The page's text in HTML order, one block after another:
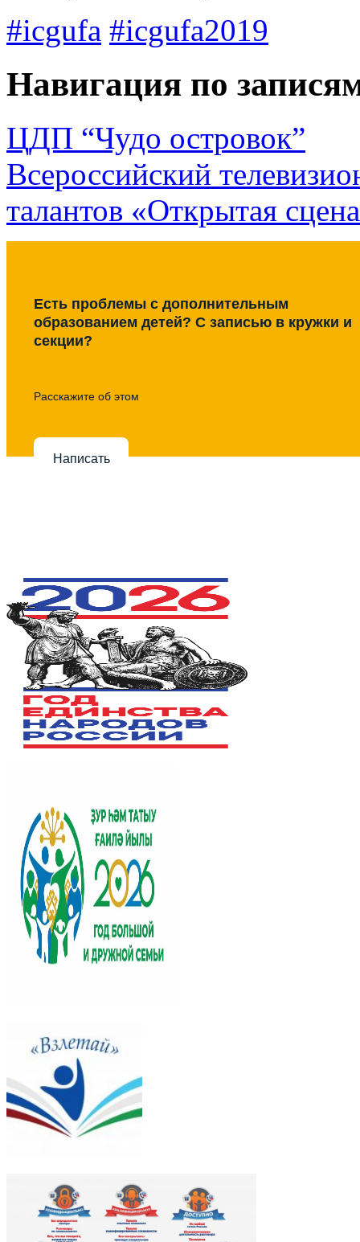
#icgufa #icgufa2019
Навигация по
ЦДП “Чудо островок”
Всероссийский
талантов «Открытая
Есть проблемы с дополнительным
образованием детей? С записью в кружки и
секции?
Расскажите об этом
Написать